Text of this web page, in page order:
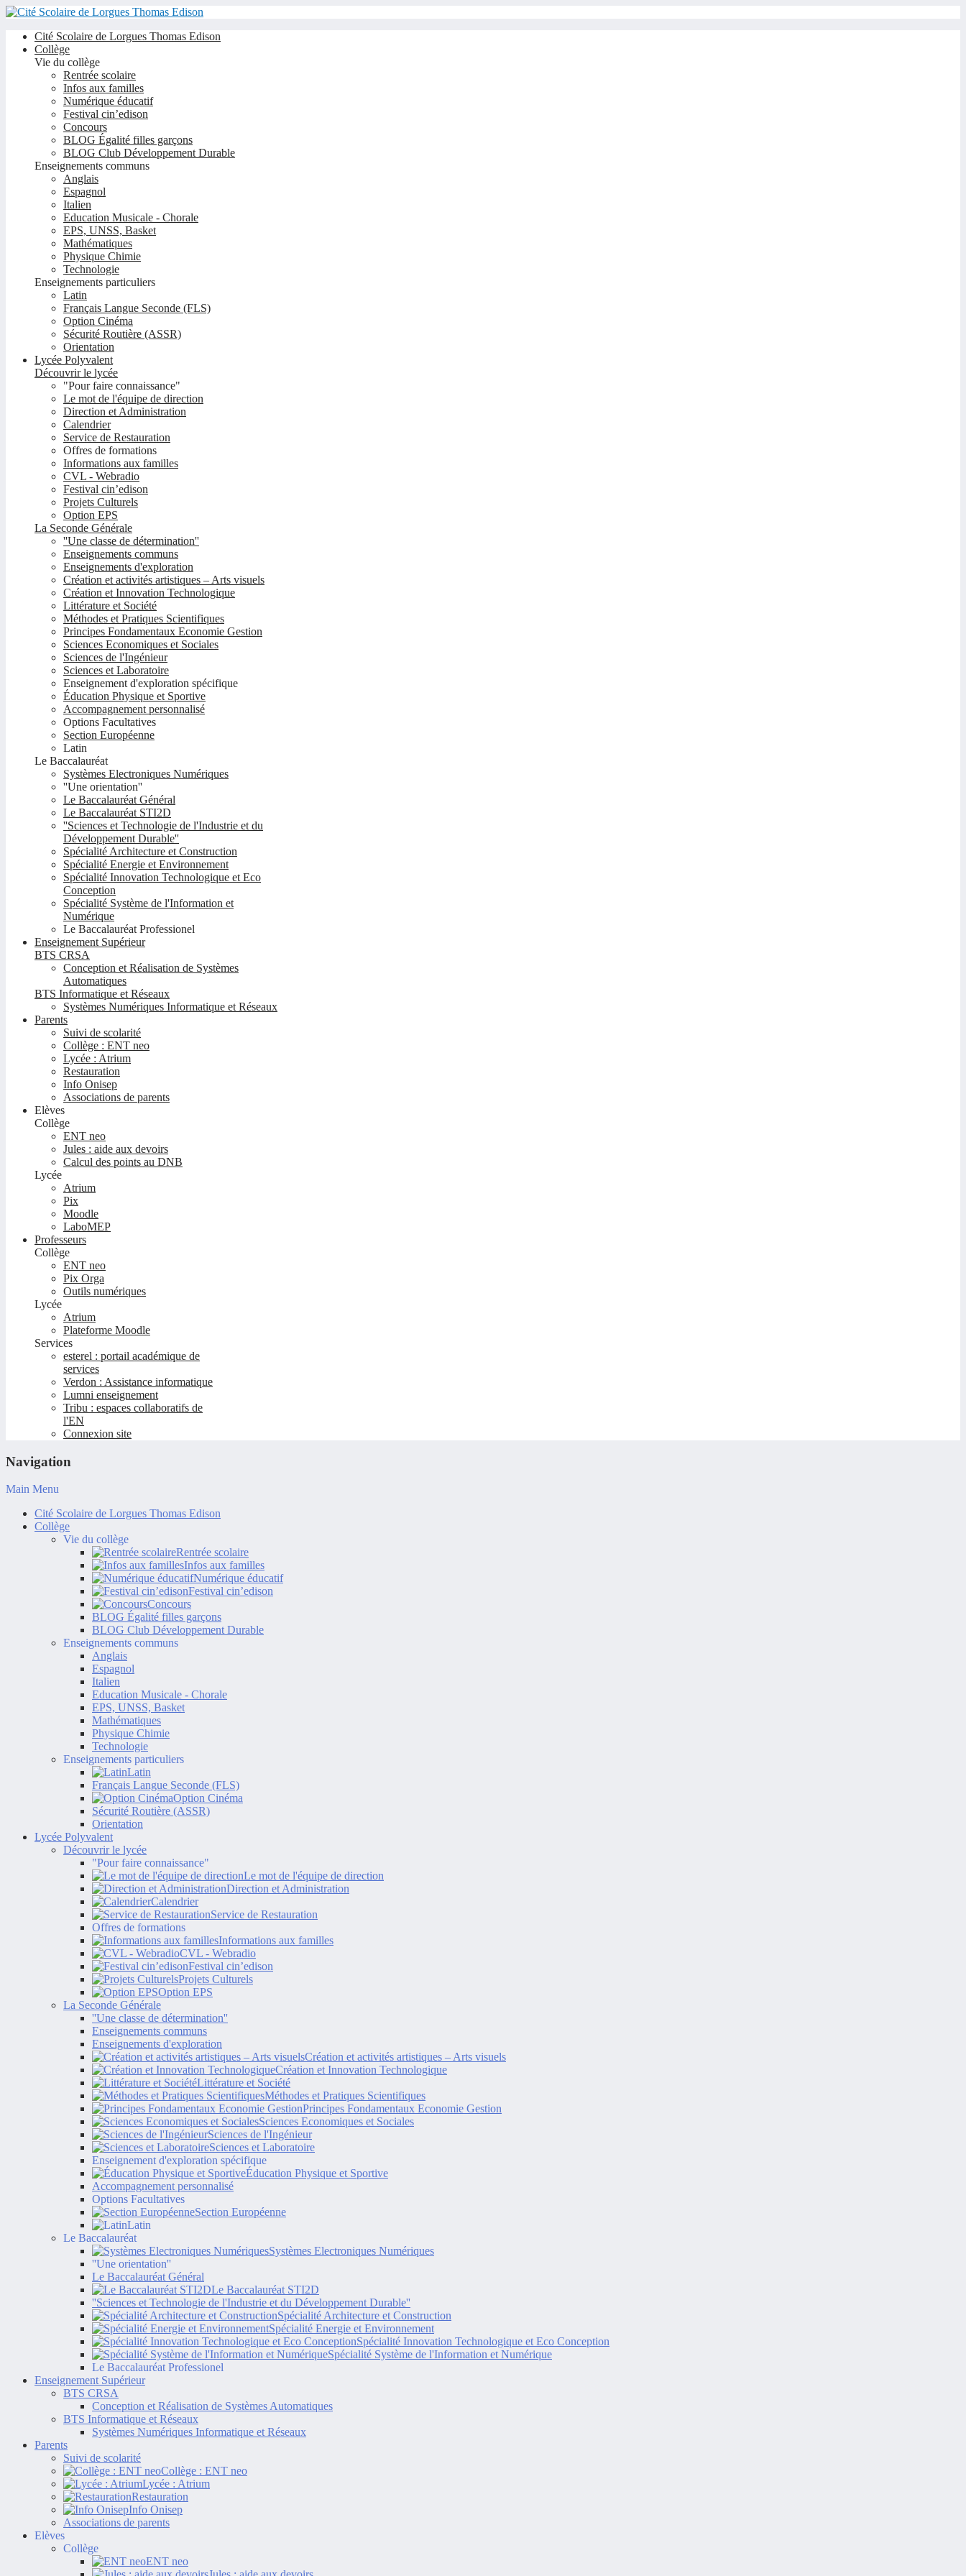
Cité Scolaire de Lorgues Thomas Edison
Collège
Vie du collège
Rentrée scolaire
Infos aux familles
Numérique éducatif
Festival cin’edison
Concours
BLOG Égalité filles garçons
BLOG Club Développement Durable
Enseignements communs
Anglais
Espagnol
Italien
Education Musicale - Chorale
EPS, UNSS, Basket
Mathématiques
Physique Chimie
Technologie
Enseignements particuliers
Latin
Français Langue Seconde (FLS)
Option Cinéma
Sécurité Routière (ASSR)
Orientation
Lycée Polyvalent
Découvrir le lycée
"Pour faire connaissance"
Le mot de l'équipe de direction
Direction et Administration
Calendrier
Service de Restauration
Offres de formations
Informations aux familles
CVL - Webradio
Festival cin’edison
Projets Culturels
Option EPS
La Seconde Générale
''Une classe de détermination''
Enseignements communs
Enseignements d'exploration
Création et activités artistiques – Arts visuels
Création et Innovation Technologique
Littérature et Société
Méthodes et Pratiques Scientifiques
Principes Fondamentaux Economie Gestion
Sciences Economiques et Sociales
Sciences de l'Ingénieur
Sciences et Laboratoire
Enseignement d'exploration spécifique
Éducation Physique et Sportive
Accompagnement personnalisé
Options Facultatives
Section Européenne
Latin
Le Baccalauréat
Systèmes Electroniques Numériques
''Une orientation''
Le Baccalauréat Général
Le Baccalauréat STI2D
''Sciences et Technologie de l'Industrie et du
Développement Durable''
Spécialité Architecture et Construction
Spécialité Energie et Environnement
Spécialité Innovation Technologique et Eco
Conception
Spécialité Système de l'Information et
Numérique
Le Baccalauréat Professionel
Enseignement Supérieur
BTS CRSA
Conception et Réalisation de Systèmes
Automatiques
BTS Informatique et Réseaux
Systèmes Numériques Informatique et Réseaux
Parents
Suivi de scolarité
Collège : ENT neo
Lycée : Atrium
Restauration
Info Onisep
Associations de parents
Elèves
Collège
ENT neo
Jules : aide aux devoirs
Calcul des points au DNB
Lycée
Atrium
Pix
Moodle
LaboMEP
Professeurs
Collège
ENT neo
Pix Orga
Outils numériques
Lycée
Atrium
Plateforme Moodle
Services
esterel : portail académique de
services
Verdon : Assistance informatique
Lumni enseignement
Tribu : espaces collaboratifs de
l'EN
Connexion site
Navigation
Main Menu
Cité Scolaire de Lorgues Thomas Edison
Collège
Vie du collège
Rentrée scolaire
Infos aux familles
Numérique éducatif
Festival cin’edison
Concours
BLOG Égalité filles garçons
BLOG Club Développement Durable
Enseignements communs
Anglais
Espagnol
Italien
Education Musicale - Chorale
EPS, UNSS, Basket
Mathématiques
Physique Chimie
Technologie
Enseignements particuliers
Latin
Français Langue Seconde (FLS)
Option Cinéma
Sécurité Routière (ASSR)
Orientation
Lycée Polyvalent
Découvrir le lycée
"Pour faire connaissance"
Le mot de l'équipe de direction
Direction et Administration
Calendrier
Service de Restauration
Offres de formations
Informations aux familles
CVL - Webradio
Festival cin’edison
Projets Culturels
Option EPS
La Seconde Générale
''Une classe de détermination''
Enseignements communs
Enseignements d'exploration
Création et activités artistiques – Arts visuels
Création et Innovation Technologique
Littérature et Société
Méthodes et Pratiques Scientifiques
Principes Fondamentaux Economie Gestion
Sciences Economiques et Sociales
Sciences de l'Ingénieur
Sciences et Laboratoire
Enseignement d'exploration spécifique
Éducation Physique et Sportive
Accompagnement personnalisé
Options Facultatives
Section Européenne
Latin
Le Baccalauréat
Systèmes Electroniques Numériques
''Une orientation''
Le Baccalauréat Général
Le Baccalauréat STI2D
''Sciences et Technologie de l'Industrie et du Développement Durable''
Spécialité Architecture et Construction
Spécialité Energie et Environnement
Spécialité Innovation Technologique et Eco Conception
Spécialité Système de l'Information et Numérique
Le Baccalauréat Professionel
Enseignement Supérieur
BTS CRSA
Conception et Réalisation de Systèmes Automatiques
BTS Informatique et Réseaux
Systèmes Numériques Informatique et Réseaux
Parents
Suivi de scolarité
Collège : ENT neo
Lycée : Atrium
Restauration
Info Onisep
Associations de parents
Elèves
Collège
ENT neo